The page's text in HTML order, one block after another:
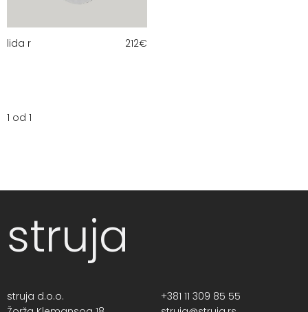
lida r 212€
1 od 1
struja
struja d.o.o.
+381 11 309 85 55